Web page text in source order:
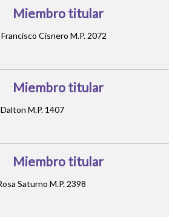
Miembro titular
Cisnero M.P. 2072
Miembro titular
M.P. 1407
Miembro titular
Saturno M.P. 2398